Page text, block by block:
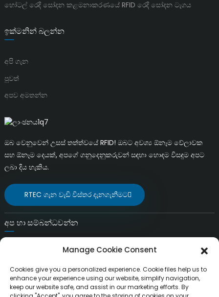
හෝටල් රෙදි සෝදන කළමනාකරණයේ RFID රෙදි සෝදන ටැගය
ඉක්මනින් බලන්න
අපි ගැන
පුවත්
අපව අමතන්න
ඔබ වෙනුවෙන් උසස් තත්ත්වයේ RFID! ඔබට අවශ්‍ය ඕනෑම වේලාවක
සහ ඕනෑම දෙයක්, අපගේ ගනුදෙනුකරුවන් සඳහා හොඳම විසඳුම අපට
ලබා දිය හැකිය.
RTEC ගැන වැඩි විස්තර දැනගැනීමට
අප හා සම්බන්ධවන්න
විද්‍යුත් තැපෑල:
liuchang@rfrid.com
ලිපිනය:
10 වන ගොඩනැගිල්ල, නවෝත්පාදන පදනම, විද්‍යාත්මක
නවෝත්පාදන දිස්ත්‍රික්කය, මියන්යැං නගරය, සිචුවාන්, චීනය
Manage Cookie Consent
Cookies give you a personalized experience. Cookie files help us to
enhance your experience using our website, simplify navigation,
keep our website safe, and assist in our marketing efforts. By